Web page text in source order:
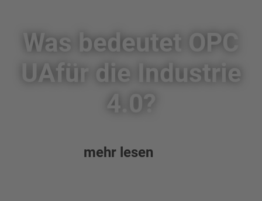
Was bedeutet OPC
UAfür die Industrie
4.0?
mehr lesen